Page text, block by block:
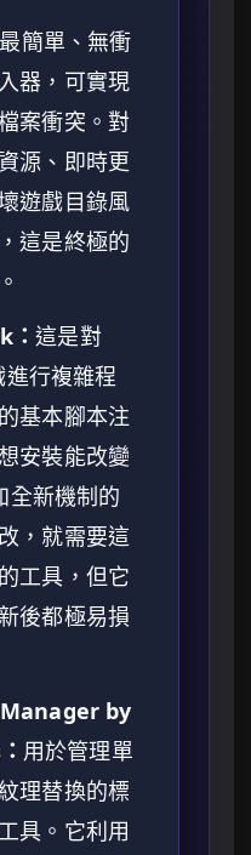
最簡單、無衝
器，可實現
案衝突。對
源、即時更
遊戲目錄風
這是終極的
：這是對
行複雜程
基本腳本注
安裝能改變
全新機制的
，就需要這
工具，但它
後都極易損
by
用於管理單
理替換的標
具。它利用